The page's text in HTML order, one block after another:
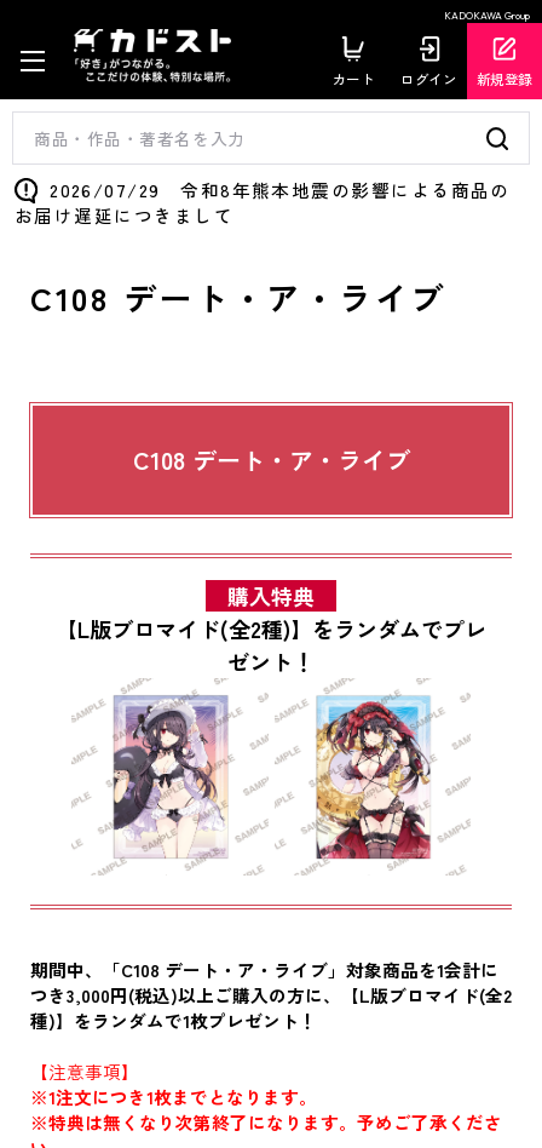
KADOKAWA Group
カート ログイン 新規登録
2026/07/29 令和8年熊本地震の影響による商品の
お届け遅延につきまして
C108 デート・ア・ライブ
C108 デート・ア・ライブ
購入特典
【L版ブロマイド(全2種)】をランダムでプレ
ゼント！
期間中、「C108 デート・ア・ライブ」対象商品を1会計に
つき3,000円(税込)以上ご購入の方に、【L版ブロマイド(全2
種)】をランダムで1枚プレゼント！
【注意事項】
※1注文につき1枚までとなります。
※特典は無くなり次第終了になります。予めご了承くださ